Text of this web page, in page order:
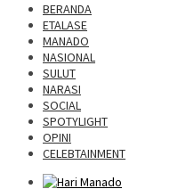
BERANDA
ETALASE
MANADO
NASIONAL
SULUT
NARASI
SOCIAL
SPOTYLIGHT
OPINI
CELEBTAINMENT